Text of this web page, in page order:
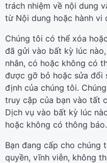
trách nhiệm về nội dung
từ Nội dung hoặc hành vi
Chúng tôi có thể xóa
đã gửi vào bất kỳ lúc
nhân, có hoặc không có
được gỡ bỏ hoặc sửa đổi
định của chúng tôi.
truy cập của bạn vào tất
Dịch vụ vào bất kỳ lúc
hoặc không có thông báo.
Bạn đang cấp cho chúng
quyền, vĩnh viễn, không